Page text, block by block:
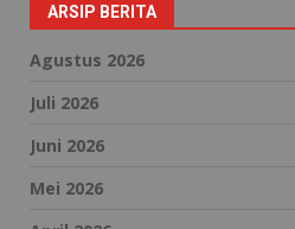
ARSIP BERITA
Agustus 2026
Juli 2026
Juni 2026
Mei 2026